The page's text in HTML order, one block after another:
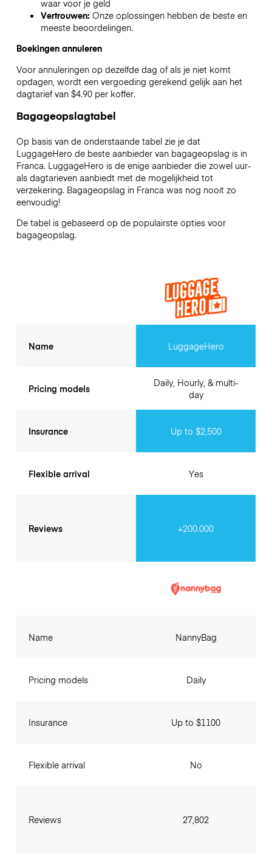
waar voor je geld
Vertrouwen: Onze oplossingen hebben de beste en
meeste beoordelingen.
Boekingen annuleren
Voor annuleringen op dezelfde dag of als je niet komt
opdagen, wordt een vergoeding gerekend gelijk aan het
dagtarief van $4.90 per koffer.
Bagageopslagtabel
Op basis van de onderstaande tabel zie je dat
LuggageHero de beste aanbieder van bagageopslag is in
Franca. LuggageHero is de enige aanbieder die zowel uur-
als dagtarieven aanbiedt met de mogelijkheid tot
verzekering. Bagageopslag in Franca was nog nooit zo
eenvoudig!
De tabel is gebaseerd op de populairste opties voor
bagageopslag.
Name
Pricing models
Insurance
Flexible arrival
Reviews
LuggageHero
Daily, Hourly, & multi-
day
Up to $2,500
Yes
+200.000
Name
Pricing models
Insurance
Flexible arrival
Reviews
NannyBag
Daily
Up to $1100
No
27,802